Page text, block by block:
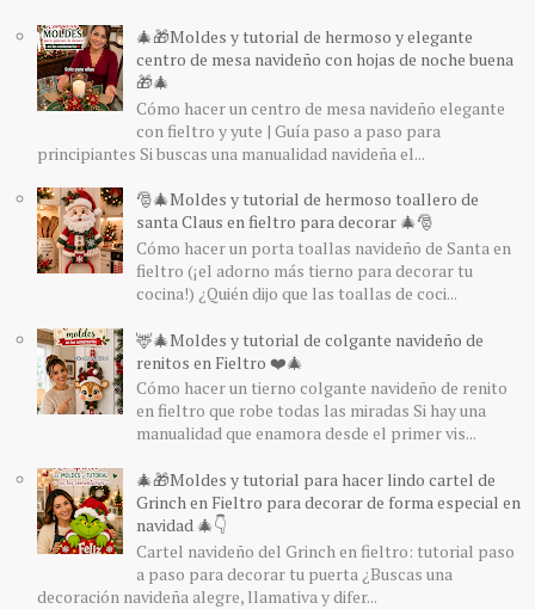
🎄🎁Moldes y tutorial de hermoso y elegante
centro de mesa navideño con hojas de noche buena
🎁🎄
Cómo hacer un centro de mesa navideño elegante
con fieltro y yute | Guía paso a paso para
principiantes Si buscas una manualidad navideña el...
🎅🎄Moldes y tutorial de hermoso toallero de
santa Claus en fieltro para decorar 🎄🎅
Cómo hacer un porta toallas navideño de Santa en
fieltro (¡el adorno más tierno para decorar tu
cocina!) ¿Quién dijo que las toallas de coci...
🦌🎄Moldes y tutorial de colgante navideño de
renitos en Fieltro ❤️🎄
Cómo hacer un tierno colgante navideño de renito
en fieltro que robe todas las miradas Si hay una
manualidad que enamora desde el primer vis...
🎄🎁Moldes y tutorial para hacer lindo cartel de
Grinch en Fieltro para decorar de forma especial en
navidad 🎄👇
Cartel navideño del Grinch en fieltro: tutorial paso
a paso para decorar tu puerta ¿Buscas una
decoración navideña alegre, llamativa y difer...